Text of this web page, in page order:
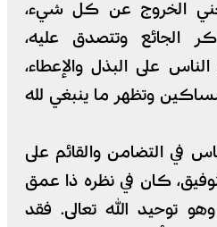
الخروج عن كل شيء،
الجائع وتتصدق عليه،
على البذل والإعطاء،
وتظهر ما ينبغي لله
في التضامن والقائم على
كان في نظره ذا عمق
توحيد الله تعالى. فقد